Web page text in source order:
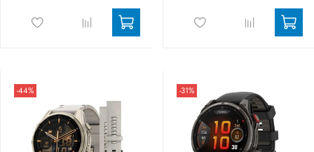
-44% -31%